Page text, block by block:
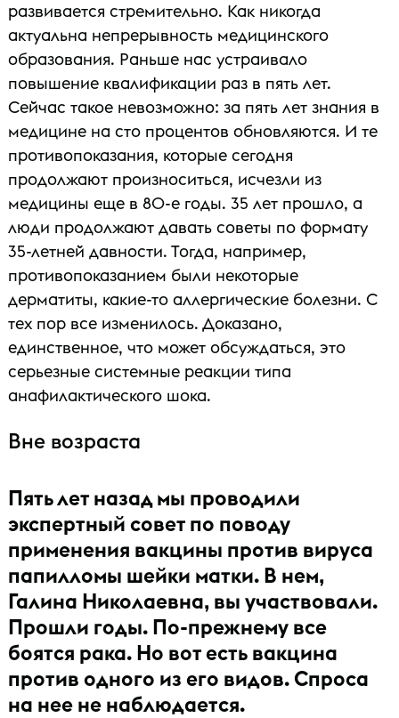
развивается стремительно. Как никогда
актуальна непрерывность медицинского
образования. Раньше нас устраивало
повышение квалификации раз в пять лет.
Сейчас такое невозможно: за пять лет знания в
медицине на сто процентов обновляются. И те
противопоказания, которые сегодня
продолжают произноситься, исчезли из
медицины еще в 80-е годы. 35 лет прошло, а
люди продолжают давать советы по формату
35-летней давности. Тогда, например,
противопоказанием были некоторые
дерматиты, какие-то аллергические болезни. С
тех пор все изменилось. Доказано,
единственное, что может обсуждаться, это
серьезные системные реакции типа
анафилактического шока.
Вне возраста
Пять лет назад мы проводили
экспертный совет по поводу
применения вакцины против вируса
папилломы шейки матки. В нем,
Галина Николаевна, вы участвовали.
Прошли годы. По-прежнему все
боятся рака. Но вот есть вакцина
против одного из его видов. Спроса
на нее не наблюдается.